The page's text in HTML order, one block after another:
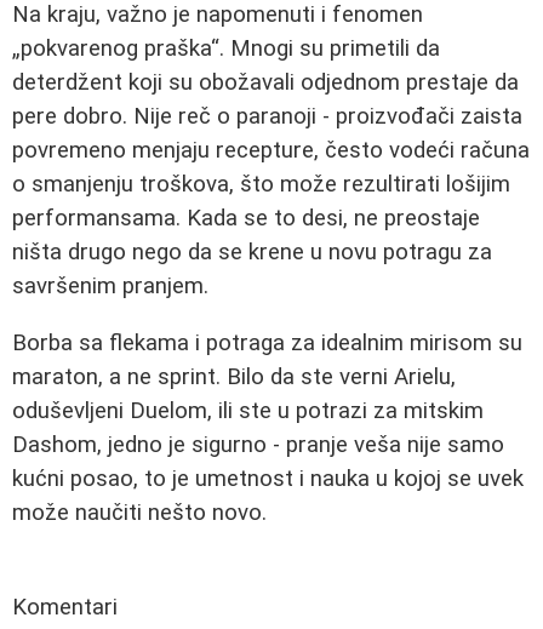
Na kraju, važno je napomenuti i fenomen
„pokvarenog praška“. Mnogi su primetili da
deterdžent koji su obožavali odjednom prestaje da
pere dobro. Nije reč o paranoji - proizvođači zaista
povremeno menjaju recepture, često vodeći računa
o smanjenju troškova, što može rezultirati lošijim
performansama. Kada se to desi, ne preostaje
ništa drugo nego da se krene u novu potragu za
savršenim pranjem.
Borba sa flekama i potraga za idealnim mirisom su
maraton, a ne sprint. Bilo da ste verni Arielu,
oduševljeni Duelom, ili ste u potrazi za mitskim
Dashom, jedno je sigurno - pranje veša nije samo
kućni posao, to je umetnost i nauka u kojoj se uvek
može naučiti nešto novo.
Komentari